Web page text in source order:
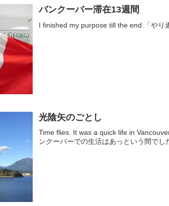
バンクーバー滞在13週間
I finished my purpose till the end.「やり
光陰矢のごとし
Time flies. It was a quick life in
ンクーバーでの生活はあっという間でし